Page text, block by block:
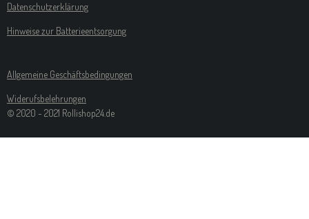
Datenschutzerklärung
Hinweise zur Batterieentsorgung
Allgemeine Geschäftsbedingungen
Widerufsbelehrungen
© 2020 - 2021 Rollishop24.de